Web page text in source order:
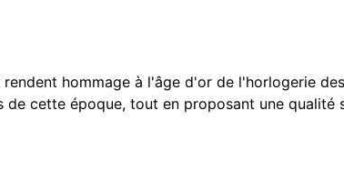
hommage à l'âge d'or de l'horlogerie
cette époque, tout en proposant une qualité